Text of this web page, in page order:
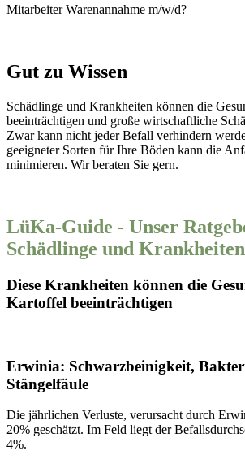
Mitarbeiter Warenannahme m/w/d?
Gut zu Wissen
Schädlinge und Krankheiten können die
beeinträchtigen und große wirtschaftliche
Zwar kann nicht jeder Befall verhindern
geeigneter Sorten für Ihre Böden kann die
minimieren. Wir beraten Sie gern.
LüKa-Guide - Unser
Schädlinge und Krankheiten
Diese Krankheiten können die
Kartoffel beeinträchtigen
Erwinia: Schwarzbeinigkeit,
Stängelfäule
Die jährlichen Verluste, verursacht durch
20% geschätzt. Im Feld liegt der
4%.